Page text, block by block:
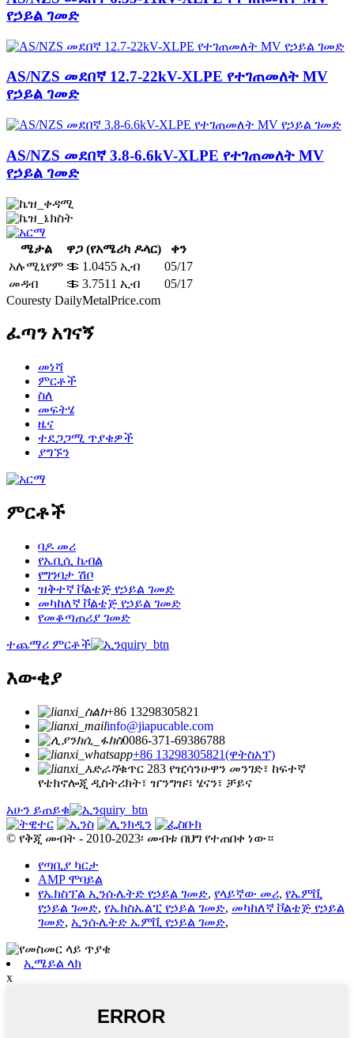
የኃይል ገመድ
AS/NZS መደበኛ 12.7-22kV-XLPE የተገጠመለት MV
የኃይል ገመድ
AS/NZS መደበኛ 3.8-6.6kV-XLPE የተገጠመለት MV
የኃይል ገመድ
ሜታል ዋጋ (የአሜሪካ ዶላር)
ቀን
አሉሚኒየም ＄ 1.0455 ኢብ
05/17
መዳብ
＄ 3.7511 ኢብ
05/17
Couresty DailyMetalPrice.com
ፈጣን አገናኝ
መነሻ
ምርቶች
ስለ
መፍትሄ
ዜና
ተደጋጋሚ ጥያቄዎች
ያግኙን
ምርቶች
ባዶ መሪ
የኤቢሲ ኬብል
የግንባታ ሽቦ
ዝቅተኛ ቮልቴጅ የኃይል ገመድ
መካከለኛ ቮልቴጅ የኃይል ገመድ
የመቆጣጠሪያ ገመድ
ተጨማሪ ምርቶች
እውቂያ
+86 13298305821
info@jiapucable.com
0086-371-69386788
+86 13298305821(ዋትስአፕ)
ቁጥር 283 የዢሳንሁዋን መንገድ፣ ከፍተኛ
የቴክኖሎጂ ዲስትሪክት፣ ዠንግዡ፣ ሄናን፣ ቻይና
አሁን ይጠይቁ
© የቅጂ መብት - 2010-2023፡ መብቱ በህግ የተጠበቀ ነው።
የጣቢያ ካርታ
AMP ሞባይል
የኤክስፕል ኢንሱሌትድ የኃይል ገመድ, የላይኛው መሪ, የኤምቪ
የኃይል ገመድ, የኤክስኤልፒ የኃይል ገመድ, መካከለኛ ቮልቴጅ የኃይል
ገመድ, ኢንሱሌትድ ኤምቪ የኃይል ገመድ,
ኢሜይል ላክ
x